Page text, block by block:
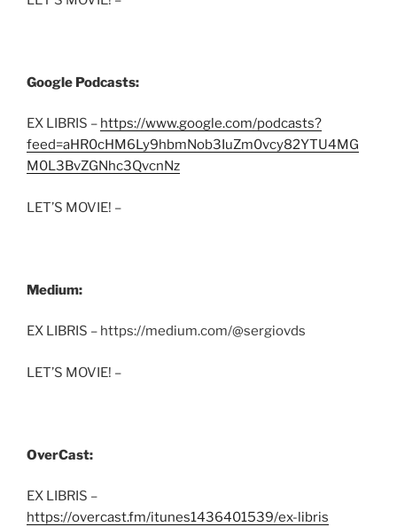
Google Podcasts:
EX LIBRIS – https://www.google.com/podcasts?
feed=aHR0cHM6Ly9hbmNob3IuZm0vcy82YTU4MG
M0L3BvZGNhc3QvcnNz
LET’S MOVIE! –
Medium:
EX LIBRIS – https://medium.com/@sergiovds
LET’S MOVIE! –
OverCast:
EX LIBRIS –
https://overcast.fm/itunes1436401539/ex-libris